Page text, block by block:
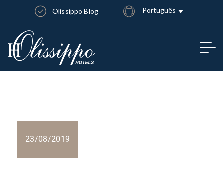
Olissippo Blog Português
23/08/2019